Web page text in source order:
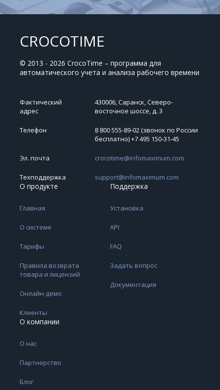
CROCOTIME
© 2013 - 2026 CrocoTime – программа для
автоматического учета и анализа рабочего времени
Фактический
адрес
430006, Саранск, Северо-
восточное шоссе, д. 3
Телефон
8 800 555-89-02 (звонок по России
бесплатно) +7 495 150‑31‑45
Эл. почта crocotime@infomaximum.com
Техподдержка support@infomaximum.com
О продукте
Главная
О системе
Тарифы
Правила возврата
товара и лицензий
Онлайн-демо
Клиенты
Поддержка
Установка
API
FAQ
Задать вопрос
Документация
О компании
О нас
Партнерство
Блог